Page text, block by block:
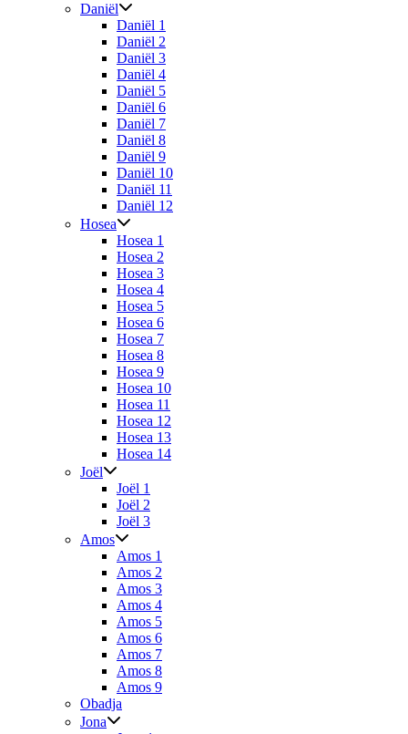
Daniël
Daniël 1
Daniël 2
Daniël 3
Daniël 4
Daniël 5
Daniël 6
Daniël 7
Daniël 8
Daniël 9
Daniël 10
Daniël 11
Daniël 12
Hosea
Hosea 1
Hosea 2
Hosea 3
Hosea 4
Hosea 5
Hosea 6
Hosea 7
Hosea 8
Hosea 9
Hosea 10
Hosea 11
Hosea 12
Hosea 13
Hosea 14
Joël
Joël 1
Joël 2
Joël 3
Amos
Amos 1
Amos 2
Amos 3
Amos 4
Amos 5
Amos 6
Amos 7
Amos 8
Amos 9
Obadja
Jona